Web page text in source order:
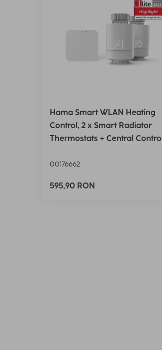
Hama Smart WLAN Heating
Control, 2 x Smart Radiator
Thermostats + Central Contro
00176662
595,90 RON